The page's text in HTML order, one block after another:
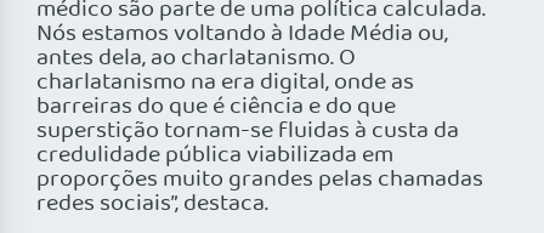
médico são parte de uma política calculada.
Nós estamos voltando à Idade Média ou,
antes dela, ao charlatanismo. O
charlatanismo na era digital, onde as
barreiras do que é ciência e do que
superstição tornam-se fluidas à custa da
credulidade pública viabilizada em
proporções muito grandes pelas chamadas
redes sociais”, destaca.